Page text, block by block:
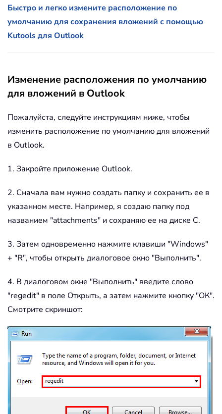
Быстро и легко измените расположение по
умолчанию для сохранения вложений с помощью
Kutools для Outlook
Изменение расположения по умолчанию
для вложений в Outlook
Пожалуйста, следуйте инструкциям ниже, чтобы
изменить расположение по умолчанию для вложений
в Outlook.
1. Закройте приложение Outlook.
2. Сначала вам нужно создать папку и сохранить ее в
указанном месте. Например, я создаю папку под
названием "attachments" и сохраняю ее на диске C.
3. Затем одновременно нажмите клавиши "Windows"
+ "R", чтобы открыть диалоговое окно "Выполнить".
4. В диалоговом окне "Выполнить" введите слово
"regedit" в поле Открыть, а затем нажмите кнопку "ОК".
Смотрите скриншот: